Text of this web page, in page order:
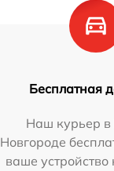
Бесплатная
Наш курьер
Новгороде
ваше